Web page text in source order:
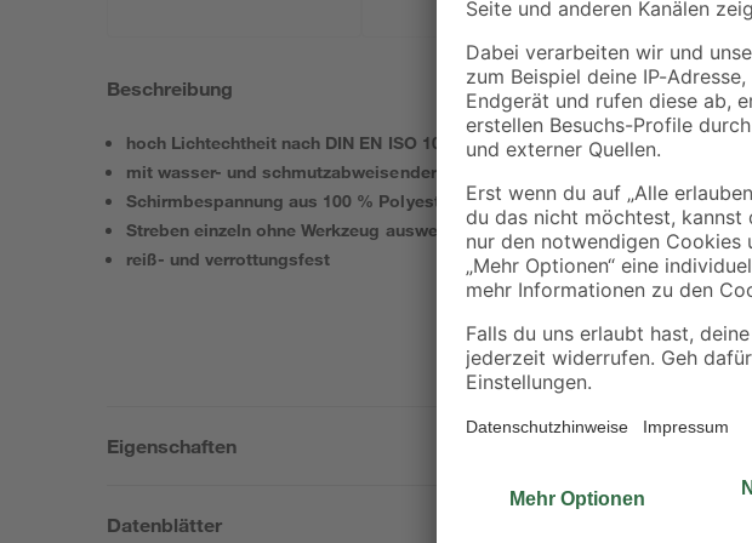
Beschreibung
hoch Lichtechtheit nach DIN EN ISO 105-B02
mit wasser- und schmutzabweisender Imprägnierung
Schirmbespannung aus 100 % Polyester
Streben einzeln ohne Werkzeug auswechselbar
reiß- und verrottungsfest
Eigenschaften
Datenblätter